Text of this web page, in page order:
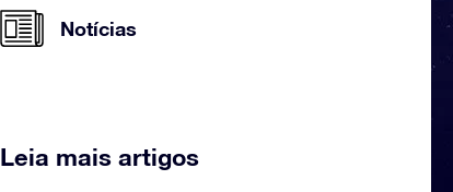
Notícias
Leia mais artigos